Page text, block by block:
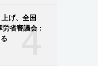
4
げ、全国
省審議会 :